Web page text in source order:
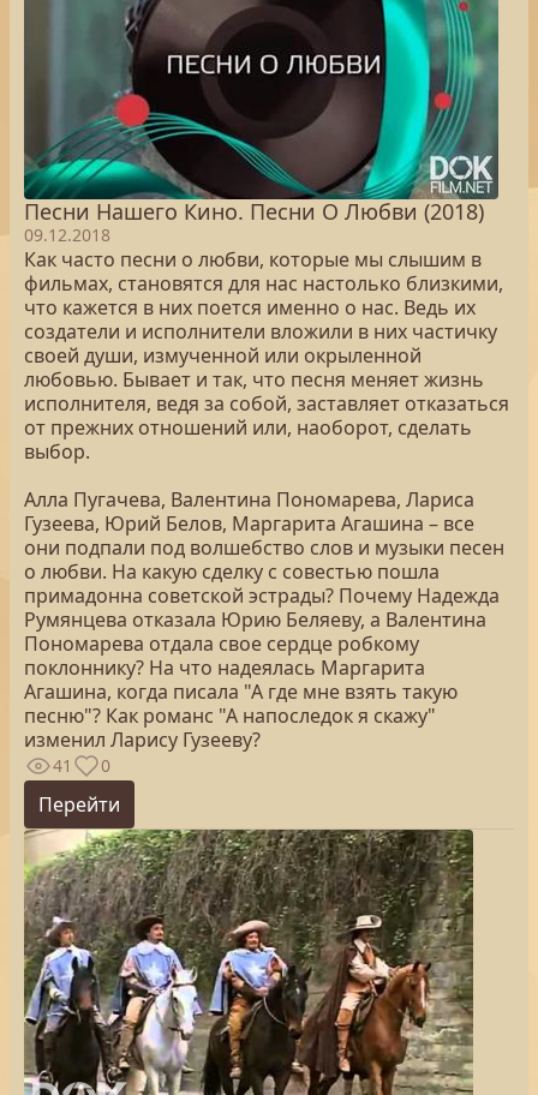
Песни Нашего Кино. Песни О Любви (2018)
09.12.2018
Как часто песни о любви, которые мы слышим в
фильмах, становятся для нас настолько близкими,
что кажется в них поется именно о нас. Ведь их
создатели и исполнители вложили в них частичку
своей души, измученной или окрыленной
любовью. Бывает и так, что песня меняет жизнь
исполнителя, ведя за собой, заставляет отказаться
от прежних отношений или, наоборот, сделать
выбор.
Алла Пугачева, Валентина Пономарева, Лариса
Гузеева, Юрий Белов, Маргарита Агашина – все
они подпали под волшебство слов и музыки песен
о любви. На какую сделку с совестью пошла
примадонна советской эстрады? Почему Надежда
Румянцева отказала Юрию Беляеву, а Валентина
Пономарева отдала свое сердце робкому
поклоннику? На что надеялась Маргарита
Агашина, когда писала "А где мне взять такую
песню"? Как романс "А напоследок я скажу"
изменил Ларису Гузееву?
41 0
Перейти